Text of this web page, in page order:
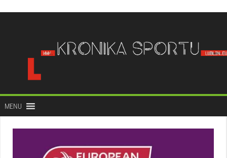
treści
MENU